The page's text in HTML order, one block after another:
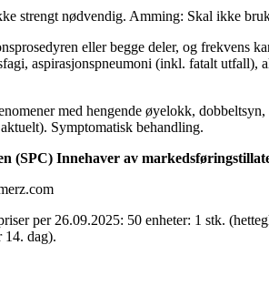
strengt nødvendig. Amming: Skal ikke
eller begge deler, og frekvens
aspirasjonspneumoni (inkl. fatalt
med hengende øyelokk,
Symptomatisk behandling.
(SPC) Innehaver av
per 26.09.2025: 50 enheter: 1 stk.
14. dag).